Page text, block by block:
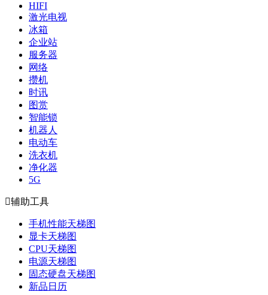
HIFI
激光电视
冰箱
企业站
服务器
网络
攒机
时讯
图赏
智能锁
机器人
电动车
洗衣机
净化器
5G
辅助工具
手机性能天梯图
显卡天梯图
CPU天梯图
电源天梯图
固态硬盘天梯图
新品日历